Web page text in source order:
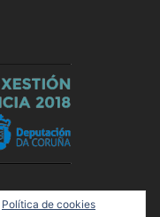
Política de cookies